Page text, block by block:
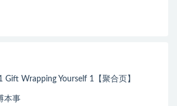
Gift Wrapping Yourself 1【聚合页】
本事